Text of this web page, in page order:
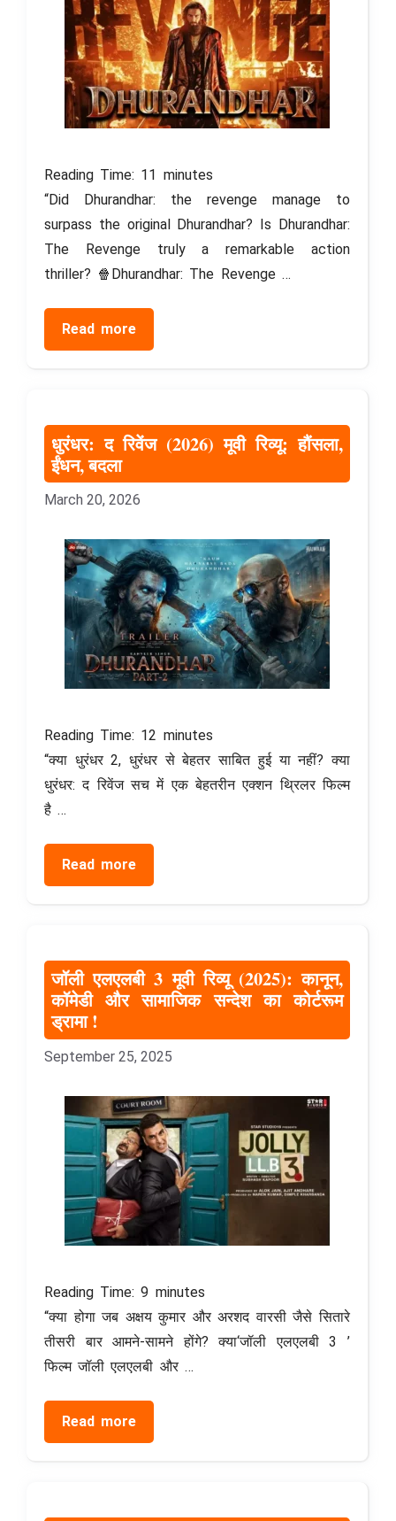
Reading Time: 11 minutes
“Did Dhurandhar: the revenge manage to
surpass the original Dhurandhar? Is Dhurandhar:
The Revenge truly a remarkable action
thriller? 🍿Dhurandhar: The Revenge …
Read more
धुरंधर: द रिवेंज (2026) मूवी रिव्यू: हौंसला,
ईंधन, बदला
March 20, 2026
Reading Time: 12 minutes
“क्या धुरंधर 2, धुरंधर से बेहतर साबित हुई या नहीं? क्या
धुरंधर: द रिवेंज सच में एक बेहतरीन एक्शन थ्रिलर फिल्म
है …
Read more
जॉली एलएलबी 3 मूवी रिव्यू (2025): कानून,
कॉमेडी और सामाजिक सन्देश का कोर्टरूम
ड्रामा !
September 25, 2025
Reading Time:9 minutes
“क्या होगा जब अक्षय कुमार और अरशद वारसी जैसे सितारे
तीसरी बार आमने-सामने होंगे? क्या‘जॉली एलएलबी 3 ’
फिल्म जॉली एलएलबी और …
Read more